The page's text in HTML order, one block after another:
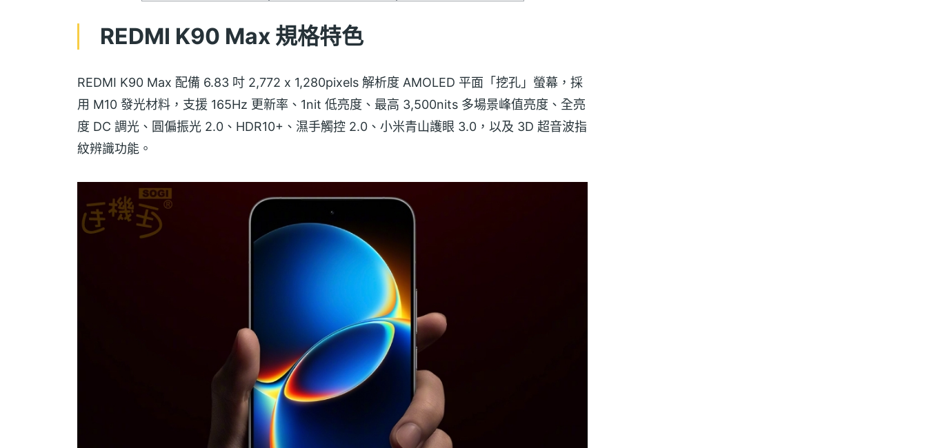
REDMI K90 Max 規格特色
REDMI K90 Max 配備 6.83 吋 2,772 x 1,280pixels 解析度 AMOLED 平面「挖孔」螢幕，採
用 M10 發光材料，支援 165Hz 更新率、1nit 低亮度、最高 3,500nits 多場景峰值亮度、全亮
度 DC 調光、圓偏振光 2.0、HDR10+、濕手觸控 2.0、小米青山護眼 3.0，以及 3D 超音波指
紋辨識功能。